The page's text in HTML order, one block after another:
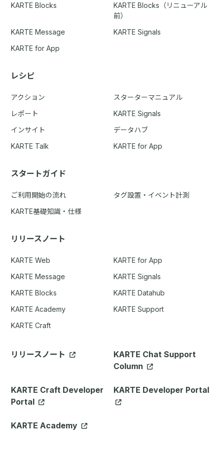
KARTE Blocks
KARTE Blocks（リニューアル
前）
KARTE Message
KARTE Signals
KARTE for App
レシピ
アクション
スターターマニュアル
レポート
KARTE Signals
インサイト
データハブ
KARTE Talk
KARTE for App
スタートガイド
ご利用開始の流れ
タグ設置・イベント計測
KARTE基礎知識・仕様
リリースノート
KARTE Web
KARTE for App
KARTE Message
KARTE Signals
KARTE Blocks
KARTE Datahub
KARTE Academy
KARTE Support
KARTE Craft
リリースノート
KARTE Chat Support
Column
KARTE Craft Developer
Portal
KARTE Developer Portal
KARTE Academy